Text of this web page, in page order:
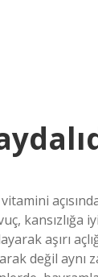
kansızlığa
aşırı
değil